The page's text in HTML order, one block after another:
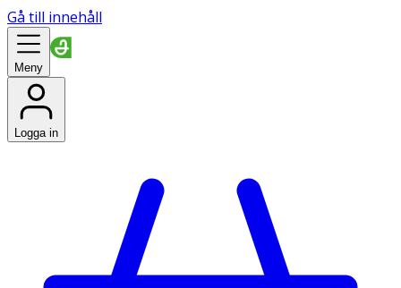
Gå till innehåll
Meny
Logga in